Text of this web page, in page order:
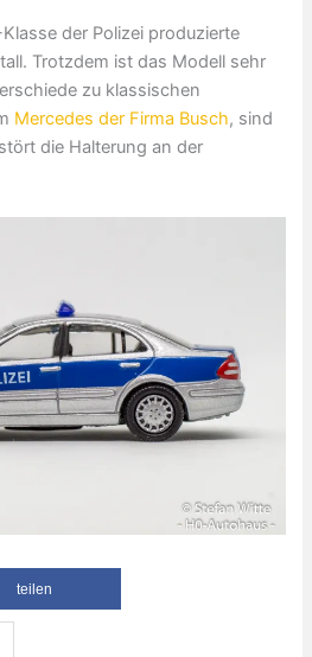
der Polizei produzierte
Trotzdem ist das Modell sehr
zu klassischen
Mercedes der Firma Busch, sind
die Halterung an der
teilen